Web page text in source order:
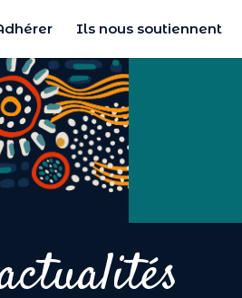
Ils nous soutiennent